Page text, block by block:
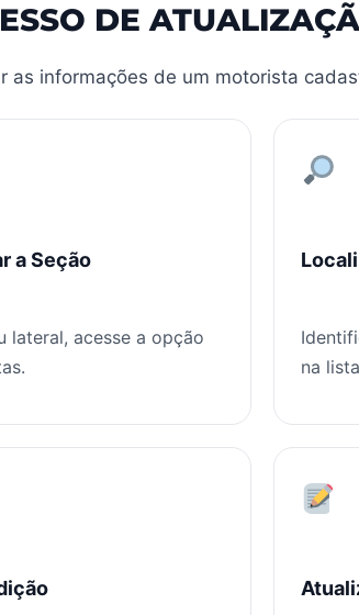
DE
as informações de um motorista
a Seção
lateral, acesse a opção
na